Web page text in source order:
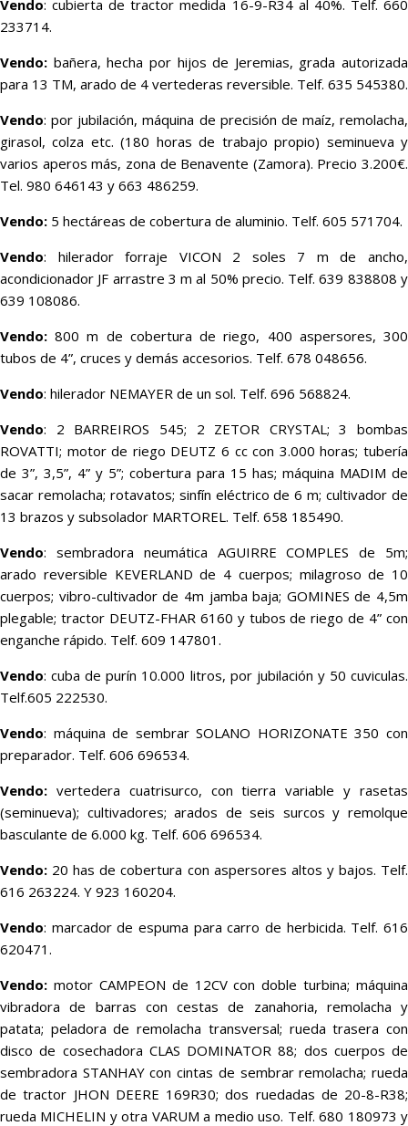
Vendo: cubierta de tractor medida 16-9-R34 al 40%. Telf. 660
233714.
Vendo: bañera, hecha por hijos de Jeremias, grada autorizada
para 13 TM, arado de 4 vertederas reversible. Telf. 635 545380.
Vendo: por jubilación, máquina de precisión de maíz, remolacha,
girasol, colza etc. (180 horas de trabajo propio) seminueva y
varios aperos más, zona de Benavente (Zamora). Precio 3.200€.
Tel. 980 646143 y 663 486259.
Vendo: 5 hectáreas de cobertura de aluminio. Telf. 605 571704.
Vendo: hilerador forraje VICON 2 soles 7 m de ancho,
acondicionador JF arrastre 3 m al 50% precio. Telf. 639 838808 y
639 108086.
Vendo:800 m de cobertura de riego, 400 aspersores, 300
tubos de 4”, cruces y demás accesorios. Telf. 678 048656.
Vendo: hilerador NEMAYER de un sol. Telf. 696 568824.
Vendo: 2 BARREIROS 545; 2 ZETOR CRYSTAL; 3 bombas
ROVATTI; motor de riego DEUTZ 6 cc con 3.000 horas; tubería
de 3”, 3,5”, 4” y 5”; cobertura para 15 has; máquina MADIM de
sacar remolacha; rotavatos; sinfín eléctrico de 6 m; cultivador de
13 brazos y subsolador MARTOREL. Telf. 658 185490.
Vendo: sembradora neumática AGUIRRE COMPLES de 5m;
arado reversible KEVERLAND de 4 cuerpos; milagroso de 10
cuerpos; vibro-cultivador de 4m jamba baja; GOMINES de 4,5m
plegable; tractor DEUTZ-FHAR 6160 y tubos de riego de 4” con
enganche rápido. Telf. 609 147801.
Vendo: cuba de purín 10.000 litros, por jubilación y 50 cuviculas.
Telf.605 222530.
Vendo: máquina de sembrar SOLANO HORIZONATE 350 con
preparador. Telf. 606 696534.
Vendo: vertedera cuatrisurco, con tierra variable y rasetas
(seminueva); cultivadores; arados de seis surcos y remolque
basculante de 6.000 kg. Telf. 606 696534.
Vendo: 20 has de cobertura con aspersores altos y bajos. Telf.
616 263224. Y 923 160204.
Vendo: marcador de espuma para carro de herbicida. Telf. 616
620471.
Vendo: motor CAMPEON de 12CV con doble turbina; máquina
vibradora de barras con cestas de zanahoria, remolacha y
patata; peladora de remolacha transversal; rueda trasera con
disco de cosechadora CLAS DOMINATOR 88; dos cuerpos de
sembradora STANHAY con cintas de sembrar remolacha; rueda
de tractor JHON DEERE 169R30; dos ruedadas de 20-8-R38;
rueda MICHELIN y otra VARUM a medio uso. Telf. 680 180973 y